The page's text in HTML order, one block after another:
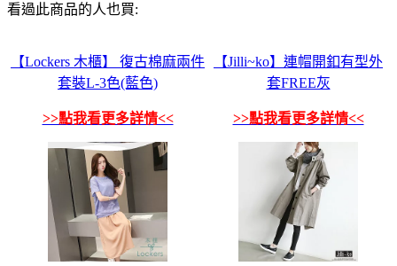
看過此商品的人也買:
【Lockers 木櫃】 復古棉麻兩件
套裝L-3色(藍色)
>>點我看更多詳情<<
【Jilli~ko】連帽開釦有型外
套FREE灰
>>點我看更多詳情<<